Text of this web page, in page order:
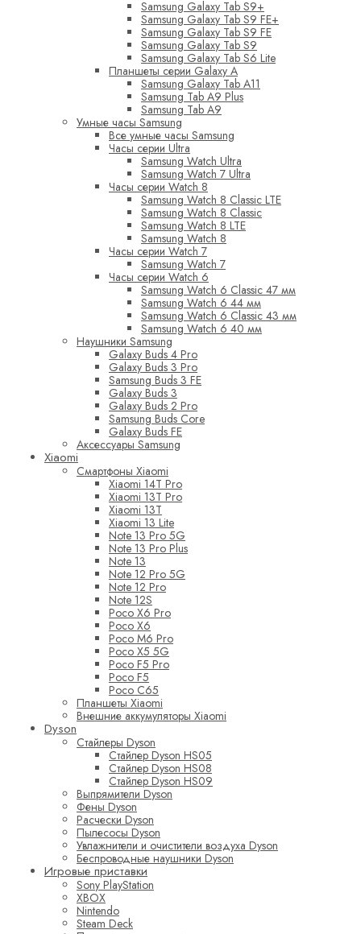
Samsung Galaxy Tab S9+
Samsung Galaxy Tab S9 FE+
Samsung Galaxy Tab S9 FE
Samsung Galaxy Tab S9
Samsung Galaxy Tab S6 Lite
Планшеты серии Galaxy A
Samsung Galaxy Tab A11
Samsung Tab A9 Plus
Samsung Tab A9
Умные часы Samsung
Все умные часы Samsung
Часы серии Ultra
Samsung Watch Ultra
Samsung Watch 7 Ultra
Часы серии Watch 8
Samsung Watch 8 Classic LTE
Samsung Watch 8 Classic
Samsung Watch 8 LTE
Samsung Watch 8
Часы серии Watch 7
Samsung Watch 7
Часы серии Watch 6
Samsung Watch 6 Classic 47 мм
Samsung Watch 6 44 мм
Samsung Watch 6 Classic 43 мм
Samsung Watch 6 40 мм
Наушники Samsung
Galaxy Buds 4 Pro
Galaxy Buds 3 Pro
Samsung Buds 3 FE
Galaxy Buds 3
Galaxy Buds 2 Pro
Samsung Buds Core
Galaxy Buds FE
Аксессуары Samsung
Xiaomi
Смартфоны Xiaomi
Xiaomi 14T Pro
Xiaomi 13T Pro
Xiaomi 13T
Xiaomi 13 Lite
Note 13 Pro 5G
Note 13 Pro Plus
Note 13
Note 12 Pro 5G
Note 12 Pro
Note 12S
Poco X6 Pro
Poco X6
Poco M6 Pro
Poco X5 5G
Poco F5 Pro
Poco F5
Poco C65
Планшеты Xiaomi
Внешние аккумуляторы Xiaomi
Dyson
Стайлеры Dyson
Стайлер Dyson HS05
Стайлер Dyson HS08
Стайлер Dyson HS09
Выпрямители Dyson
Фены Dyson
Расчески Dyson
Пылесосы Dyson
Увлажнители и очистители воздуха Dyson
Беспроводные наушники Dyson
Игровые приставки
Sony PlayStation
XBOX
Nintendo
Steam Deck